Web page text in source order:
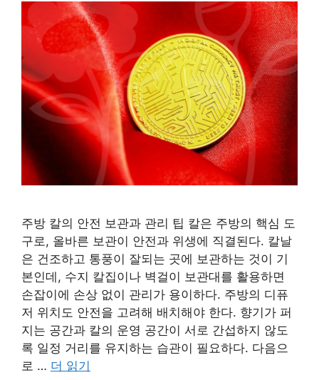
주방 칼의 안전 보관과 관리 팁 칼은 주방의 핵심 도
구로, 올바른 보관이 안전과 위생에 직결된다. 칼날
은 건조하고 통풍이 잘되는 곳에 보관하는 것이 기
본인데, 수지 칼집이나 벽걸이 보관대를 활용하면
손잡이에 손상 없이 관리가 용이하다. 주방의 디퓨
저 위치도 안전을 고려해 배치해야 한다. 향기가 퍼
지는 공간과 칼의 운영 공간이 서로 간섭하지 않도
록 일정 거리를 유지하는 습관이 필요하다. 다음으
로 … 더 읽기